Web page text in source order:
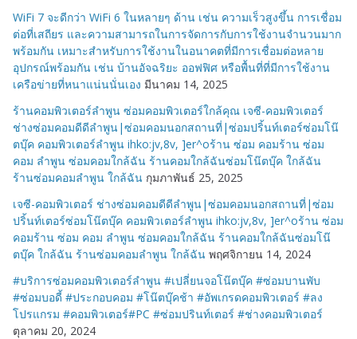
WiFi 7 จะดีกว่า WiFi 6 ในหลายๆ ด้าน เช่น ความเร็วสูงขึ้น การเชื่อม
ต่อที่เสถียร และความสามารถในการจัดการกับการใช้งานจำนวนมาก
พร้อมกัน เหมาะสำหรับการใช้งานในอนาคตที่มีการเชื่อมต่อหลาย
อุปกรณ์พร้อมกัน เช่น บ้านอัจฉริยะ ออฟฟิศ หรือพื้นที่ที่มีการใช้งาน
เครือข่ายที่หนาแน่นนั่นเอง มีนาคม 14, 2025
ร้านคอมพิวเตอร์ลำพูน ซ่อมคอมพิวเตอร์ใกล้คุณ เจซี-คอมพิวเตอร์
ช่างซ่อมคอมดีดีลำพูน|ซ่อมคอมนอกสถานที่|ซ่อมปริ้นท์เตอร์ซ่อมโน๊
ตบุ๊ค คอมพิวเตอร์ลำพูน ihko:jv,8v, ]er^oร้าน ซ่อม คอมร้าน ซ่อม
คอม ลำพูน ซ่อมคอมใกล้ฉัน ร้านคอมใกล้ฉันซ่อมโน๊ตบุ๊ค ใกล้ฉัน
ร้านซ่อมคอมลำพูน ใกล้ฉัน กุมภาพันธ์ 25, 2025
เจซี-คอมพิวเตอร์ ช่างซ่อมคอมดีดีลำพูน|ซ่อมคอมนอกสถานที่|ซ่อม
ปริ้นท์เตอร์ซ่อมโน๊ตบุ๊ค คอมพิวเตอร์ลำพูน ihko:jv,8v, ]er^oร้าน ซ่อม
คอมร้าน ซ่อม คอม ลำพูน ซ่อมคอมใกล้ฉัน ร้านคอมใกล้ฉันซ่อมโน๊
ตบุ๊ค ใกล้ฉัน ร้านซ่อมคอมลำพูน ใกล้ฉัน พฤศจิกายน 14, 2024
#บริการซ่อมคอมพิวเตอร์ลำพูน #เปลี่ยนจอโน๊ตบุ๊ค #ซ่อมบานพับ
#ซ่อมบอดี้ #ประกอบคอม #โน๊ตบุ๊คช้า #อัพเกรดคอมพิวเตอร์ #ลง
โปรแกรม #คอมพิวเตอร์#PC #ซ่อมปรินท์เตอร์ #ช่างคอมพิวเตอร์
ตุลาคม 20, 2024